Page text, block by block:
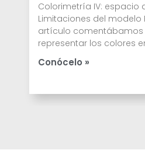
Colorimetría IV: espacio
Limitaciones del modelo
artículo
representar los colores
Conócelo »